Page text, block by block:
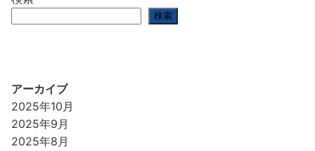
検索
アーカイブ
2025年10月
2025年9月
2025年8月